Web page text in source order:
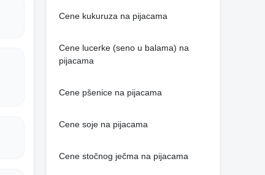
Cene kukuruza na pijacama
Cene lucerke (seno u balama) na
pijacama
Cene pšenice na pijacama
Cene soje na pijacama
Cene stočnog ječma na pijacama